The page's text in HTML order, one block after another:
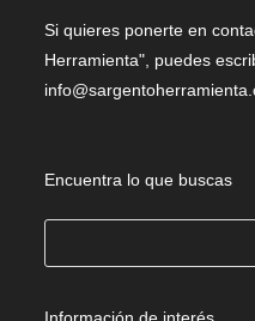
Si quieres ponerte en
Herramienta", puedes
Encuentra lo que buscas
Información de interés